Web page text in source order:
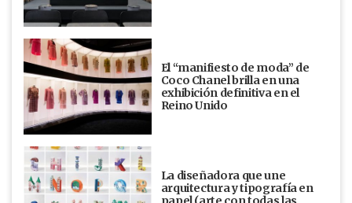
El “manifiesto de moda” de
Coco Chanel brilla en una
exhibición definitiva en el
Reino Unido
La diseñadora que une
arquitectura y tipografía en